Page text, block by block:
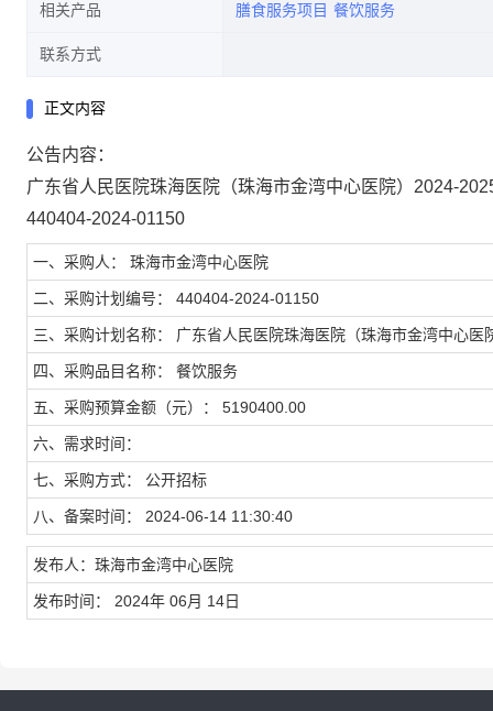
相关产品 膳食服务项目 餐饮服务
联系方式
正文内容
公告内容：
广东省人民医院珠海医院（珠海市金湾中心医院）2024-
440404-2024-01150
一、采购人： 珠海市金湾中心医院
二、采购计划编号： 440404-2024-01150
三、采购计划名称： 广东省人民医院珠海医院（珠海市金湾中心
四、采购品目名称： 餐饮服务
五、采购预算金额（元）： 5190400.00
六、需求时间：
七、采购方式： 公开招标
八、备案时间： 2024-06-14 11:30:40
发布人：珠海市金湾中心医院
发布时间： 2024年 06月 14日